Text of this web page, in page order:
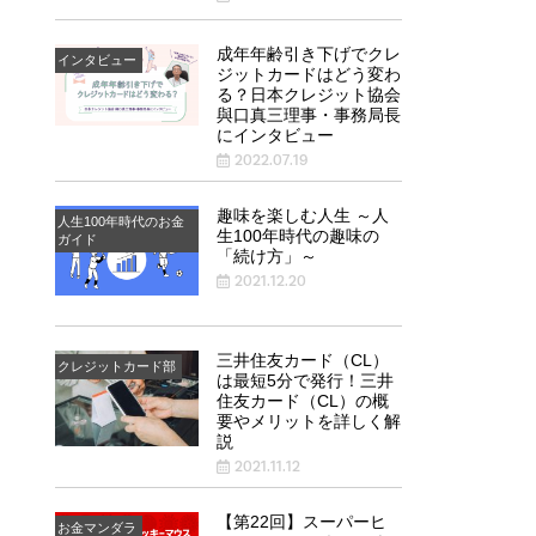
インタビュー
成年年齢引き下げでクレ
ジットカードはどう変わ
る？日本クレジット協会
與口真三理事・事務局長
にインタビュー
2022.07.19
人生100年時代のお金
ガイド
趣味を楽しむ人生 ～人
生100年時代の趣味の
「続け方」～
2021.12.20
クレジットカード部
三井住友カード（CL）
は最短5分で発行！三井
住友カード（CL）の概
要やメリットを詳しく解
説
2021.11.12
お金マンダラ
【第22回】スーパーヒ